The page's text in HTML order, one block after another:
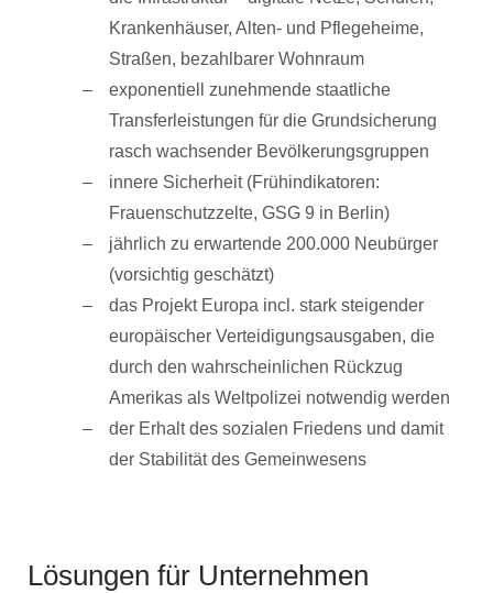
Krankenhäuser, Alten- und Pflegeheime,
Straßen, bezahlbarer Wohnraum
exponentiell zunehmende staatliche
Transferleistungen für die Grundsicherung
rasch wachsender Bevölkerungsgruppen
innere Sicherheit (Frühindikatoren:
Frauenschutzzelte, GSG 9 in Berlin)
jährlich zu erwartende 200.000 Neubürger
(vorsichtig geschätzt)
das Projekt Europa incl. stark steigender
europäischer Verteidigungsausgaben, die
durch den wahrscheinlichen Rückzug
Amerikas als Weltpolizei notwendig werden
der Erhalt des sozialen Friedens und damit
der Stabilität des Gemeinwesens
Lösungen für Unternehmen